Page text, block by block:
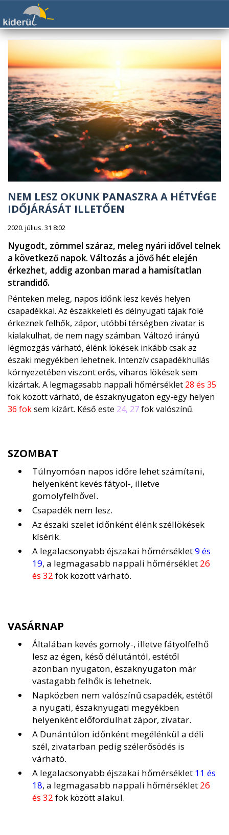
NEM LESZ OKUNK PANASZRA A HÉTVÉGE
IDŐJÁRÁSÁT ILLETŐEN
2020. július. 31 8:02
Nyugodt, zömmel száraz, meleg nyári idővel telnek
a következő napok. Változás a jövő hét elején
érkezhet, addig azonban marad a hamisítatlan
strandidő.
Pénteken meleg, napos időnk lesz kevés helyen
csapadékkal. Az északkeleti és délnyugati tájak fölé
érkeznek felhők, zápor, utóbbi térségben zivatar is
kialakulhat, de nem nagy számban. Változó irányú
légmozgás várható, élénk lökések inkább csak az
északi megyékben lehetnek. Intenzív csapadékhullás
környezetében viszont erős, viharos lökések sem
kizártak. A legmagasabb nappali hőmérséklet 28 és 35
fok között várható, de északnyugaton egy-egy helyen
36 foksem kizárt. Késő este 24, 27fok valószínű.
SZOMBAT
Túlnyomóan napos időre lehet számítani,
helyenként kevés fátyol-, illetve
gomolyfelhővel.
Csapadék nem lesz.
Az északi szelet időnként élénk széllökések
kísérik.
A legalacsonyabb éjszakai hőmérséklet9 és
19, a legmagasabb nappali hőmérséklet 26
és 32 fok között várható.
VASÁRNAP
Általában kevés gomoly-, illetve fátyolfelhő
lesz az égen, késő délutántól, estétől
azonban nyugaton, északnyugaton már
vastagabb felhők is lehetnek.
Napközben nem valószínű csapadék, estétől
a nyugati, északnyugati megyékben
helyenként előfordulhat zápor, zivatar.
A Dunántúlon időnként megélénkül a déli
szél, zivatarban pedig szélerősödés is
várható.
A legalacsonyabb éjszakai hőmérséklet 11 és
18, a legmagasabb nappali hőmérséklet 26
és 32 fok között alakul.